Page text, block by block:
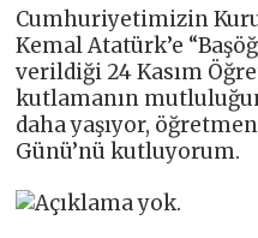
Cumhuriyetimizin
Kemal Atatürk’e
verildiği 24 Kasım
kutlamanın
daha yaşıyor,
Günü’nü kutluyorum.